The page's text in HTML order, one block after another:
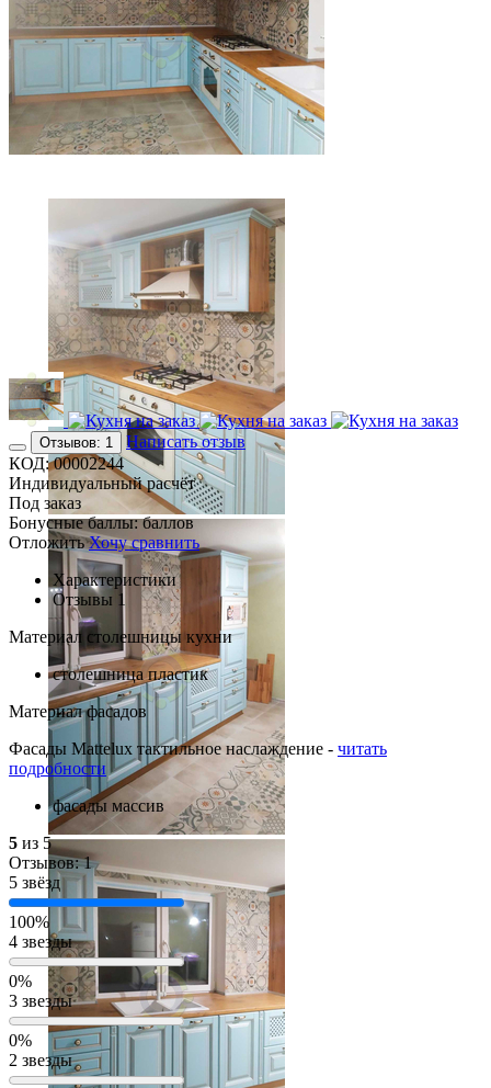
Отзывов: 1
Написать отзыв
КОД: 00002244
Индивидуальный расчёт
Под заказ
Бонусные баллы: баллов
Отложить Хочу сравнить
Характеристики
Отзывы 1
Материал столешницы кухни
столешница пластик
Материал фасадов
Фасады Mattelux тактильное наслаждение - читать
подробности
фасады массив
5 из 5
Отзывов: 1
5 звёзд
100%
4 звезды
0%
3 звезды
0%
2 звезды